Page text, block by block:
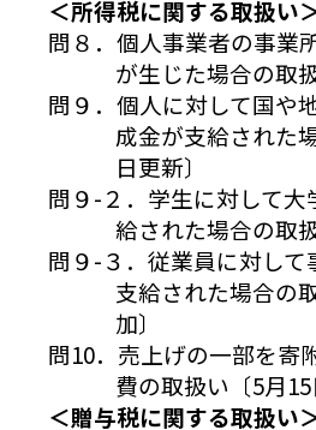
＜所得税に関する取扱い
問８．個人事業者の事業
が生じた場合の取
問９．個人に対して国や
成金が支給された
日更新〕
問９-２．学生に対して
給された場合の取
問９-３．従業員に対し
支給された場合の
加〕
問10．売上げの一部を寄
費の取扱い〔5月15
＜贈与税に関する取扱い